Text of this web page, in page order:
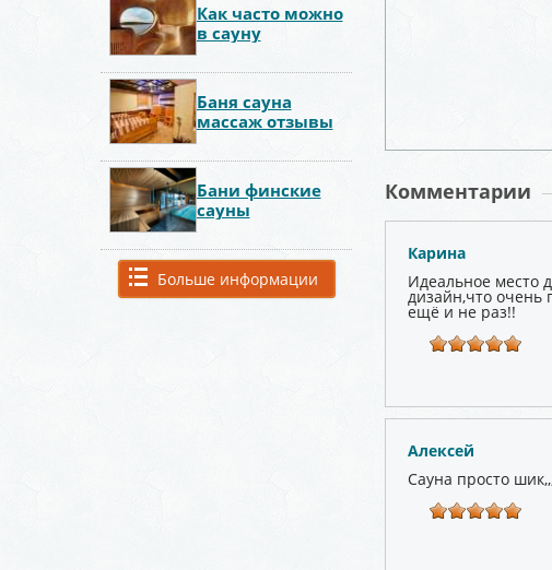
Как часто можно
в сауну
Баня сауна
массаж отзывы
Бани финские
сауны
Больше информации
Комментарии
Карина
Идеальное место
дизайн,что очень
ещё и не раз!!
Алексей
Сауна просто